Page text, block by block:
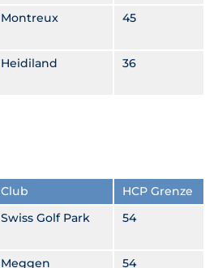
Montreux 45
Heidiland 36
Club
HCP Grenze
Swiss Golf Park 54
Meggen 54